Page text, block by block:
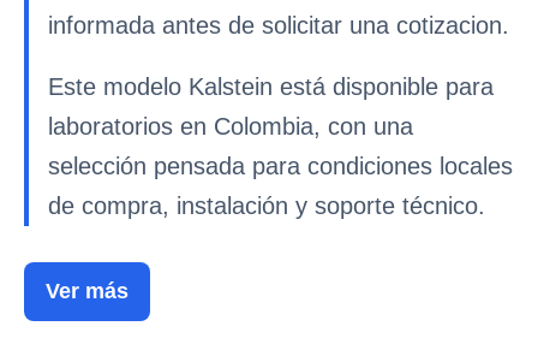
informada antes de solicitar una cotizacion.
Este modelo Kalstein está disponible para
laboratorios en Colombia, con una
selección pensada para condiciones locales
de compra, instalación y soporte técnico.
Ver más